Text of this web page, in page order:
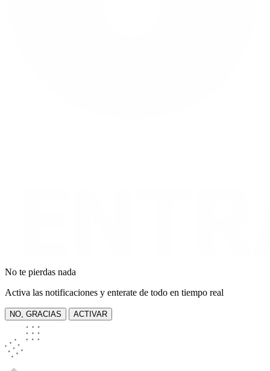
No te pierdas nada
Activa las notificaciones y enterate de todo en tiempo real
NO, GRACIAS ACTIVAR